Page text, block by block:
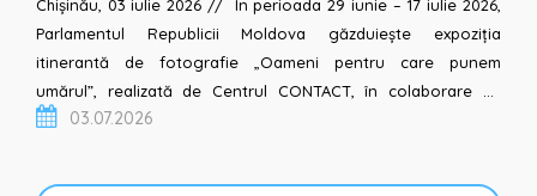
Chișinău, 03 iulie 2026 // În perioada 29 iunie – 17 iulie 2026,
Parlamentul Republicii Moldova găzduiește expoziția
itinerantă de fotografie „Oameni pentru care punem
umărul”, realizată de Centrul CONTACT, în colaborare cu
03.07.2026